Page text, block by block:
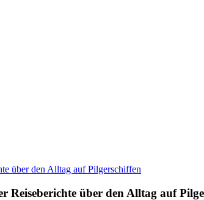
Reiseberichte über den Alltag auf